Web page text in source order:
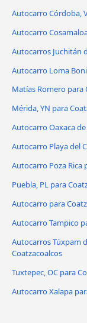
Autocarro Córdoba,
Autocarro
Autocarros Juchitán
Autocarro Loma
Matías Romero para
Mérida, YN para
Autocarro Oaxaca
Autocarro Playa del
Autocarro Poza Rica
Puebla, PL para
Autocarro para
Autocarro Tampico
Autocarros Túxpam
Coatzacoalcos
Tuxtepec, OC para
Autocarro Xalapa